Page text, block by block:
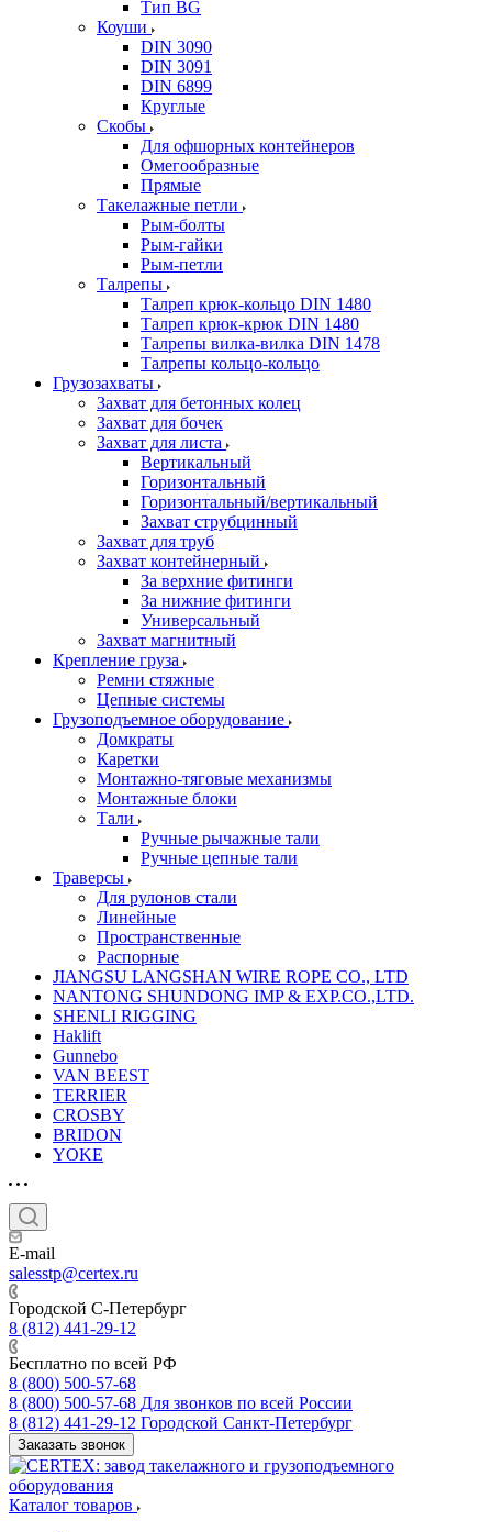
Тип BG
Коуши
DIN 3090
DIN 3091
DIN 6899
Круглые
Скобы
Для офшорных контейнеров
Омегообразные
Прямые
Такелажные петли
Рым-болты
Рым-гайки
Рым-петли
Талрепы
Талреп крюк-кольцо DIN 1480
Талреп крюк-крюк DIN 1480
Талрепы вилка-вилка DIN 1478
Талрепы кольцо-кольцо
Грузозахваты
Захват для бетонных колец
Захват для бочек
Захват для листа
Вертикальный
Горизонтальный
Горизонтальный/вертикальный
Захват струбцинный
Захват для труб
Захват контейнерный
За верхние фитинги
За нижние фитинги
Универсальный
Захват магнитный
Крепление груза
Ремни стяжные
Цепные системы
Грузоподъемное оборудование
Домкраты
Каретки
Монтажно-тяговые механизмы
Монтажные блоки
Тали
Ручные рычажные тали
Ручные цепные тали
Траверсы
Для рулонов стали
Линейные
Пространственные
Распорные
JIANGSU LANGSHAN WIRE ROPE CO., LTD
NANTONG SHUNDONG IMP & EXP.CO.,LTD.
SHENLI RIGGING
Haklift
Gunnebo
VAN BEEST
TERRIER
CROSBY
BRIDON
YOKE
E-mail
salesstp@certex.ru
Городской С-Петербург
8 (812) 441-29-12
Бесплатно по всей РФ
8 (800) 500-57-68
8 (800) 500-57-68 Для звонков по всей России
8 (812) 441-29-12 Городской Санкт-Петербург
Заказать звонок
Каталог товаров